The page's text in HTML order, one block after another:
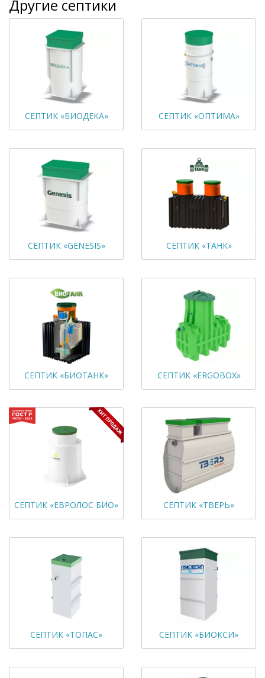
Другие септики
СЕПТИК «БИОДЕКА» СЕПТИК «ОПТИМА»
СЕПТИК «GENESIS» СЕПТИК «ТАНК»
СЕПТИК «БИОТАНК» СЕПТИК «ERGOBOX»
СЕПТИК «ЕВРОЛОС БИО» СЕПТИК «ТВЕРЬ»
СЕПТИК «ТОПАС» СЕПТИК «БИОКСИ»